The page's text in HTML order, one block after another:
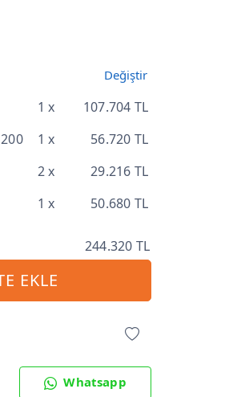
Değiştir
1 x
107.704 TL
1 x
56.720 TL
2 x
29.216 TL
1 x 50.680 TL
244.320 TL
EKLE
Whatsapp